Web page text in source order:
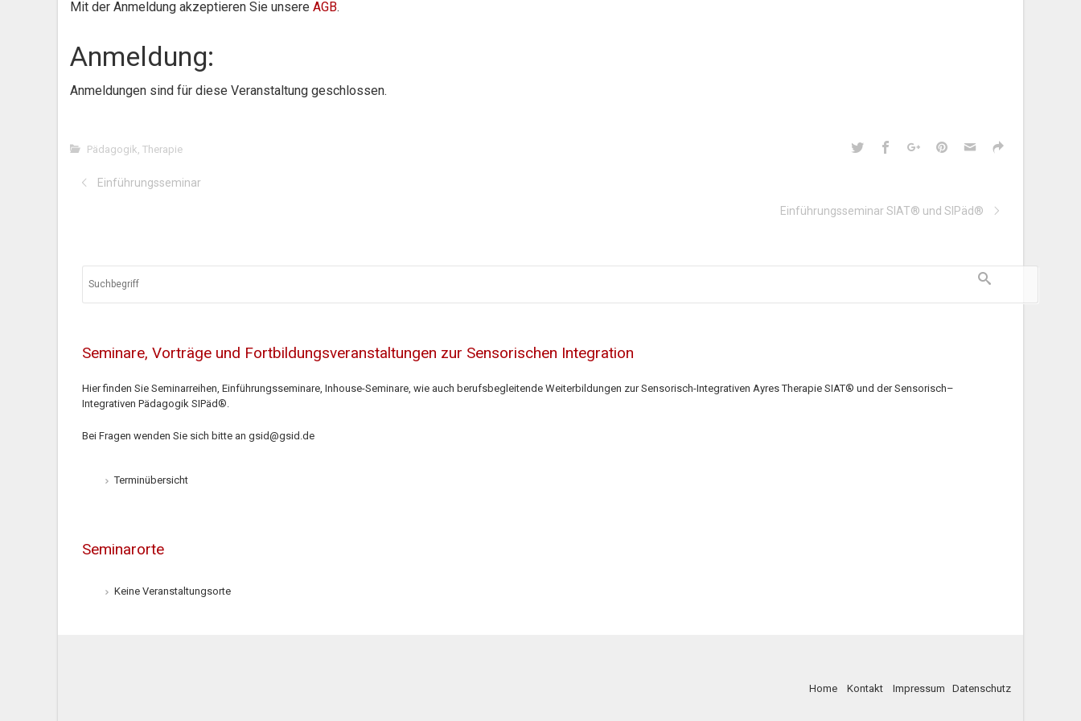
Mit der Anmeldung akzeptieren Sie unsere AGB.
Anmeldung:
Anmeldungen sind für diese Veranstaltung geschlossen.
Pädagogik Therapie
Einführungsseminar
Einführungsseminar SIAT® und SIPäd®
Seminare, Vorträge und Fortbildungsveranstaltungen zur Sensorischen Integration
Hier finden Sie Seminarreihen, Einführungsseminare, Inhouse-Seminare, wie auch berufsbegleitende Weiterbildungen zur Sensorisch-Integrativen Ayres Therapie SIAT® und der Sensorisch–
Integrativen Pädagogik SIPäd®.
Bei Fragen wenden Sie sich bitte an gsid@gsid.de
Terminübersicht
Seminarorte
Keine Veranstaltungsorte
Home Kontakt Impressum Datenschutz